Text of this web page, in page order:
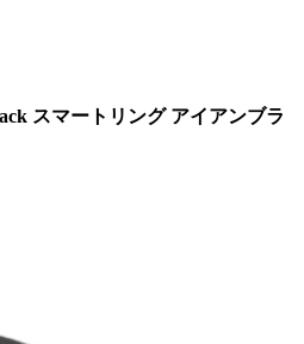
スマートリング アイアンブラ